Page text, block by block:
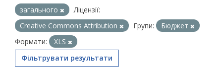
загального
Ліцензії:
Creative Commons Attribution
Групи:
Бюджет
Формати:
XLS
Фільтрувати результати